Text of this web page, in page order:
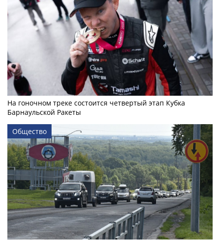
На гоночном треке состоится четвертый этап Кубка
Барнаульской Ракеты
Общество